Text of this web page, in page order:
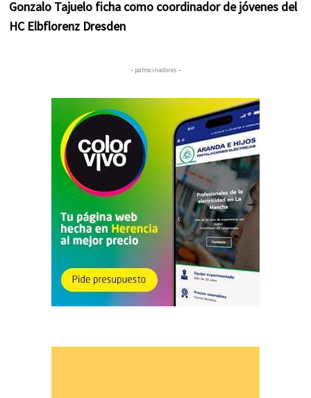
Gonzalo Tajuelo ficha como coordinador de jóvenes del
HC Elbflorenz Dresden
– patrocinadores –